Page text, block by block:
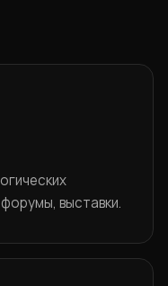
выставки.